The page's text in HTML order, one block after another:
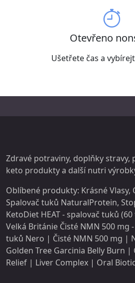
Otevřeno
Ušetřete čas a
Zdravé potraviny, doplňky stravy,
keto produkty a další nutri
Oblíbené produkty: Krásné Vlasy,
Spalovač tuků NaturalProtein,
KetoDiet HEAT - spalovač tuků
Velká Británie Čisté NMN 500 mg
tuků Nero | Čisté NMN 500 mg |
Golden Tree Garcinia Belly Burn |
Relief | Liver Complex | Oral